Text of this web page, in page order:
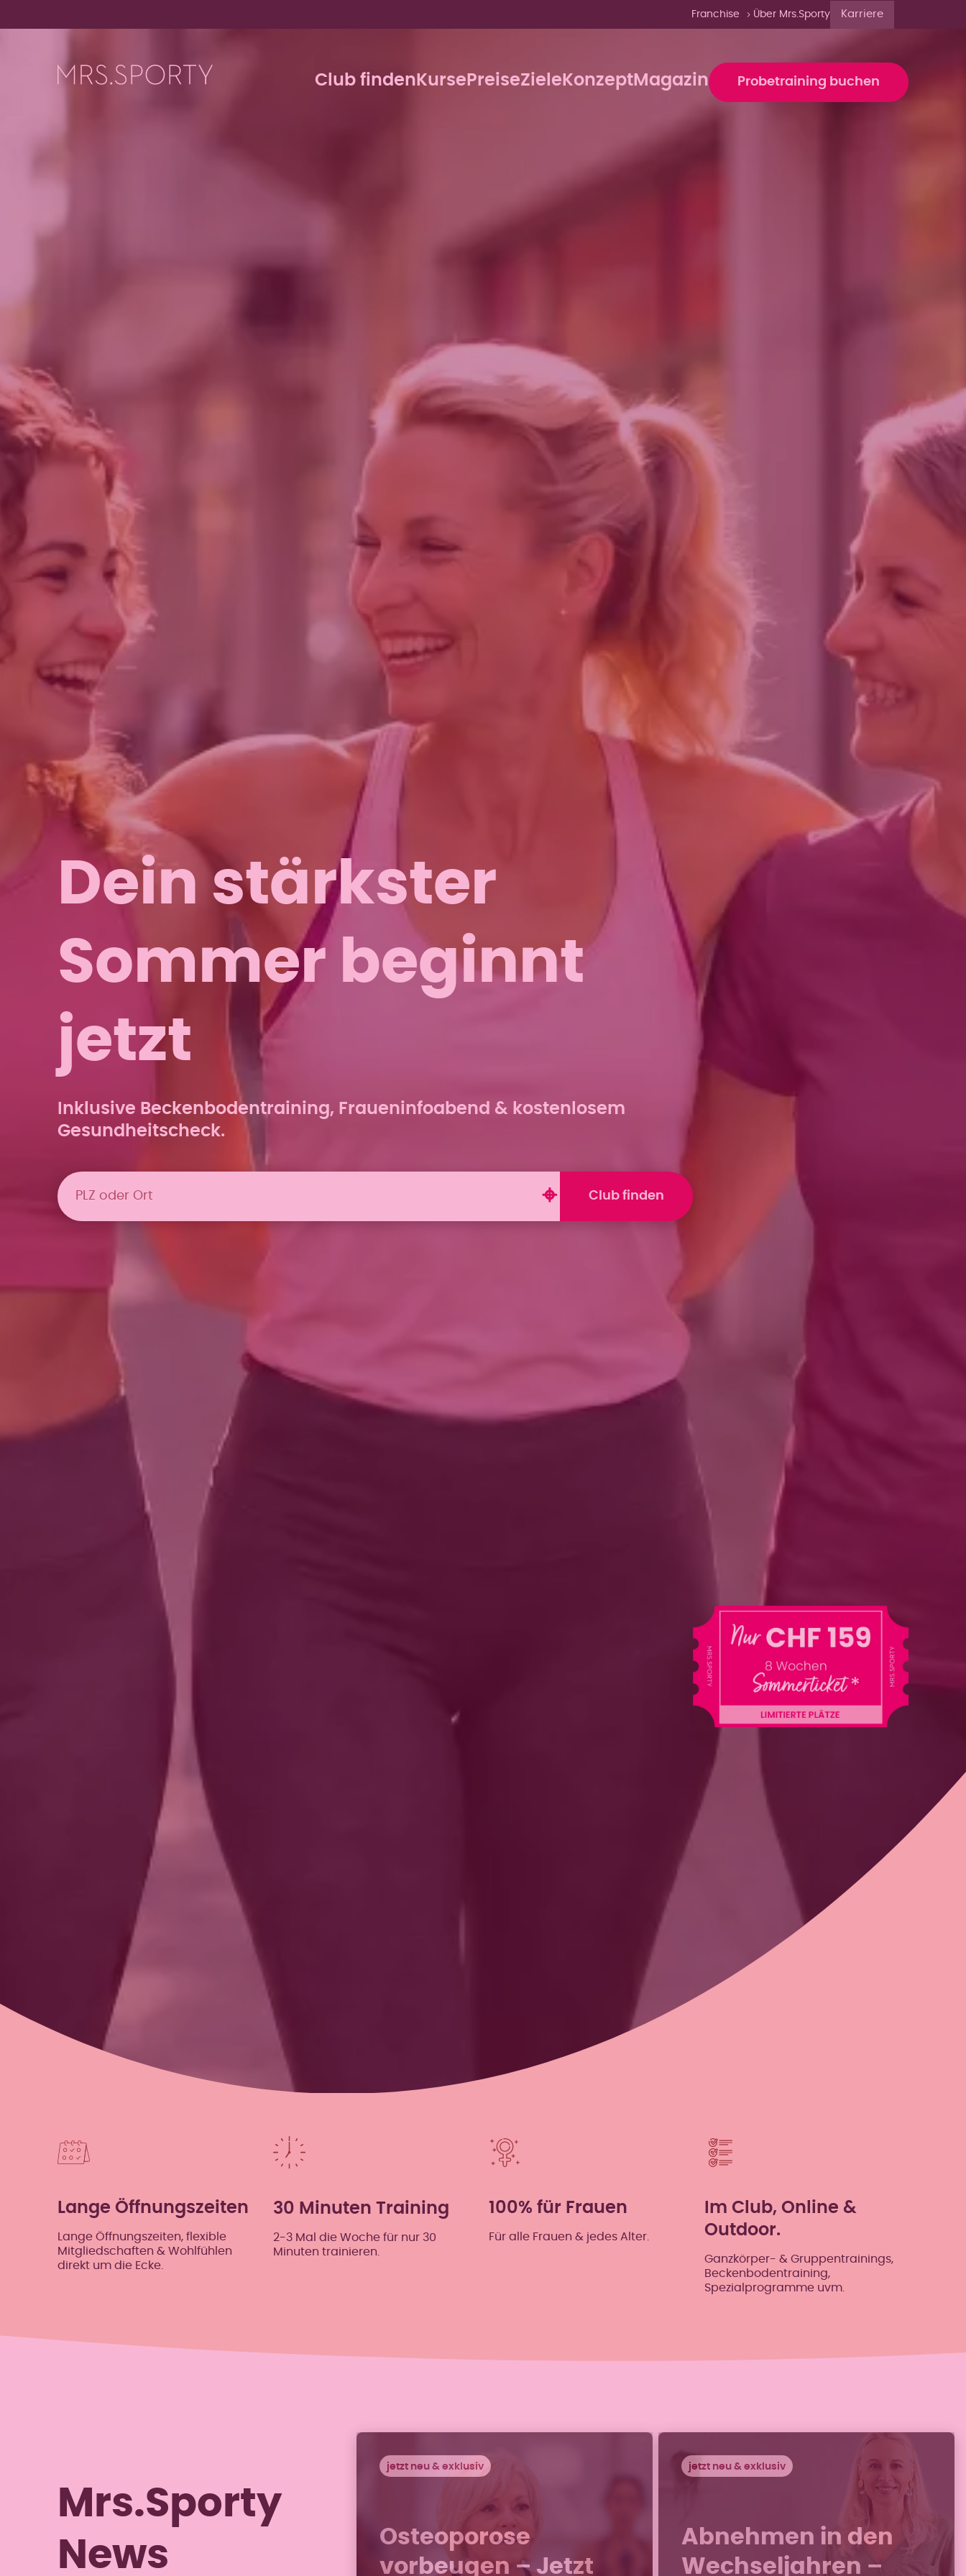
Franchise Über Mrs.Sporty Karriere
Club finden Kurse PreiseZiele Konzept Magazin Probetraining buchen
Dein stärkster
Sommer beginnt
jetzt
Inklusive Beckenbodentraining, Fraueninfoabend & kostenlosem
Gesundheitscheck.
Lange Öffnungszeiten
Lange Öffnungszeiten, flexible
Mitgliedschaften & Wohlfühlen
direkt um die Ecke.
30 Minuten Training
2-3 Mal die Woche für nur 30
Minuten trainieren.
100% für Frauen
Für alle Frauen & jedes Alter.
Im Club, Online &
Outdoor.
Ganzkörper- & Gruppentrainings,
Beckenbodentraining,
Spezialprogramme uvm.
Mrs.Sporty
News
jetzt neu & exklusiv
Osteoporose
vorbeugen – Jetzt
jetzt neu & exklusiv
Abnehmen in den
Wechseljahren –